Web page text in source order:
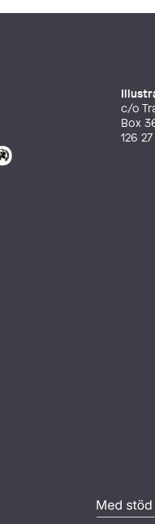
c/o
Box
126